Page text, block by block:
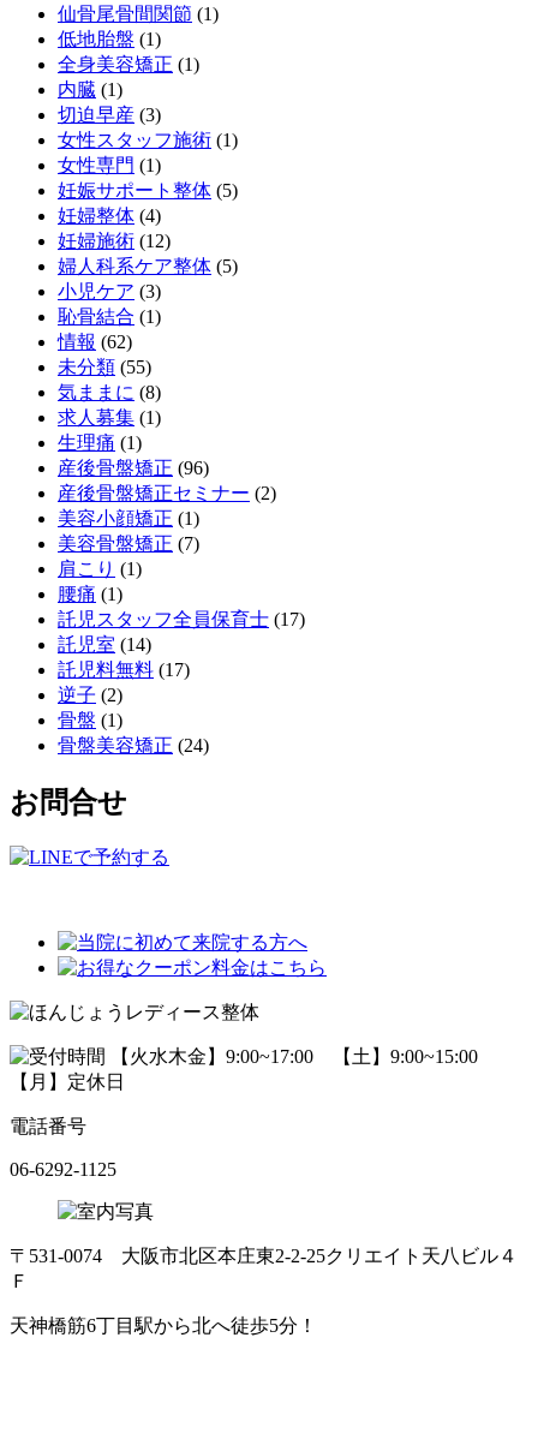
仙骨尾骨間関節 (1)
低地胎盤 (1)
全身美容矯正 (1)
内臓 (1)
切迫早産 (3)
女性スタッフ施術 (1)
女性専門 (1)
妊娠サポート整体 (5)
妊婦整体 (4)
妊婦施術 (12)
婦人科系ケア整体 (5)
小児ケア (3)
恥骨結合 (1)
情報 (62)
未分類 (55)
気ままに (8)
求人募集 (1)
生理痛 (1)
産後骨盤矯正 (96)
産後骨盤矯正セミナー (2)
美容小顔矯正 (1)
美容骨盤矯正 (7)
肩こり (1)
腰痛 (1)
託児スタッフ全員保育士 (17)
託児室 (14)
託児料無料 (17)
逆子 (2)
骨盤 (1)
骨盤美容矯正 (24)
お問合せ
電話番号
06-6292-1125
〒531-0074 大阪市北区本庄東2-2-25クリエイト天八ビル４
Ｆ
天神橋筋6丁目駅から北へ徒歩5分！